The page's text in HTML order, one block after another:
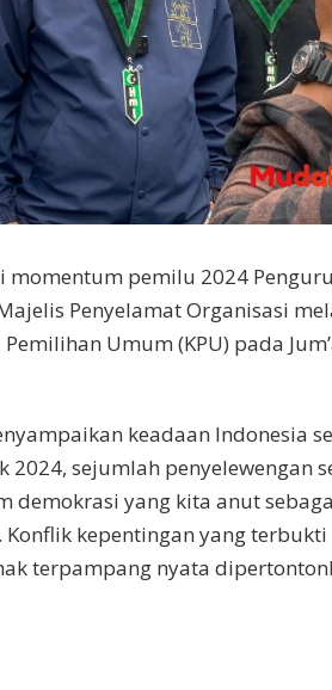
momentum pemilu 2024
Penyelamat Organisasi
Umum (KPU) pada
keadaan Indonesia
sejumlah penyelewengan
demokrasi yang kita anut
kepentingan yang terbukti
terpampang nyata